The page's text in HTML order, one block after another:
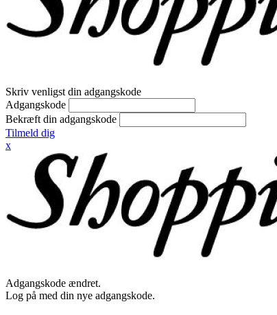
Skriv venligst din adgangskode
Adgangskode
Bekræft din adgangskode
Tilmeld dig
x
Adgangskode ændret.
Log på med din nye adgangskode.